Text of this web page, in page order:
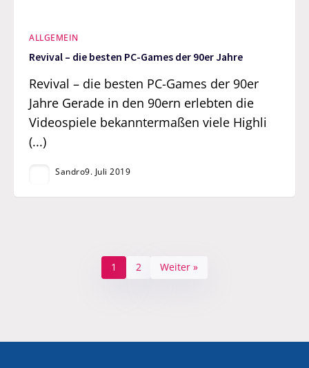
ALLGEMEIN
Revival – die besten PC-Games der 90er Jahre
Revival – die besten PC-Games der 90er
Jahre Gerade in den 90ern erlebten die
Videospiele bekanntermaßen viele Highli
(...)
Sandro9. Juli 2019
1 2 Weiter »